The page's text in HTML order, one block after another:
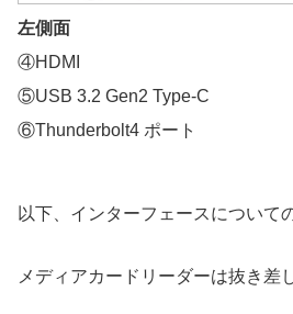
左側面
④HDMI
⑤USB 3.2 Gen2 Type-C
⑥Thunderbolt4 ポート
以下、インターフェースについて
メディアカードリーダーは抜き差